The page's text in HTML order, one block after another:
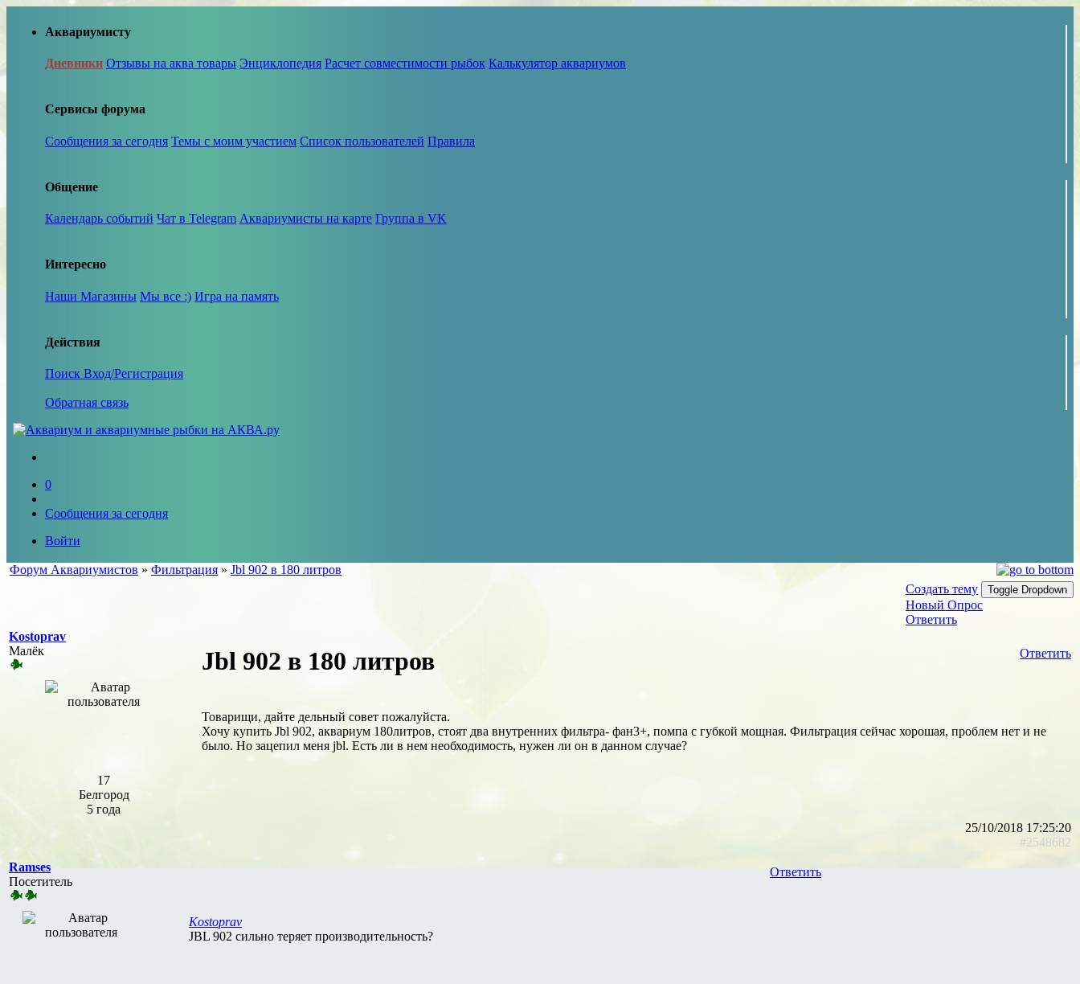
Аквариумисту
Дневники Отзывы на аква товары Энциклопедия Расчет совместимости рыбок Калькулятор аквариумов
Сервисы форума
Сообщения за сегодня Темы с моим участием Список пользователей Правила
Общение
Календарь событий Чат в Telegram Аквариумисты на карте Группа в VK
Интересно
Наши Магазины Мы все :) Игра на память
Действия
Поиск Вход/Регистрация
Обратная связь
0
Сообщения за сегодня
Войти
Форум Аквариумистов » Фильтрация » Jbl 902 в 180 литров
Создать тему
Toggle Dropdown
Новый Опрос
Ответить
Kostoprav
Малёк
17
Белгород
5 года
Ответить
Jbl 902 в 180 литров
Товарищи, дайте дельный совет пожалуйста.
Хочу купить Jbl 902, аквариум 180литров, стоят два внутренних фильтра- фан3+, помпа с губкой мощная. Фильтрация сейчас хорошая, проблем нет и не
было. Но зацепил меня jbl. Есть ли в нем необходимость, нужен ли он в данном случае?
25/10/2018 17:25:20
#2548682
Ramses
Посетитель
Ответить
Kostoprav
JBL 902 сильно теряет производительность?